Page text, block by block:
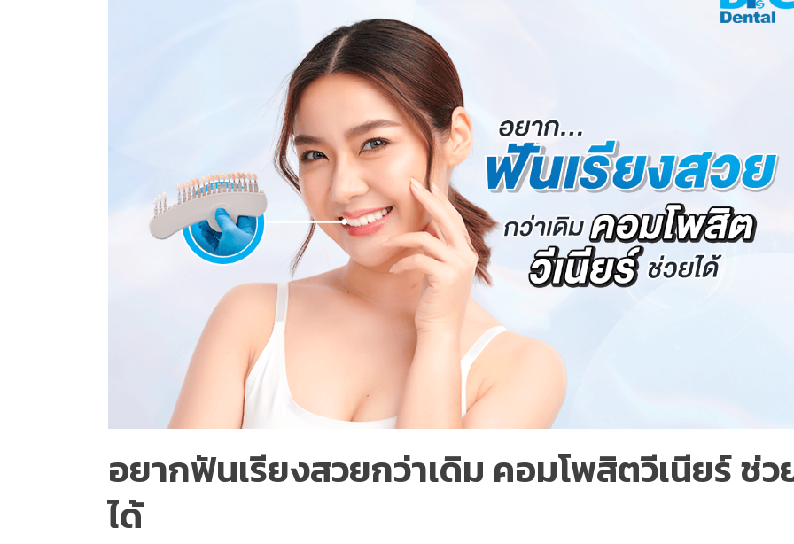
อยากฟันเรียงสวยกว่าเดิม คอมโพสิตวีเนียร์ ช่ว
ได้